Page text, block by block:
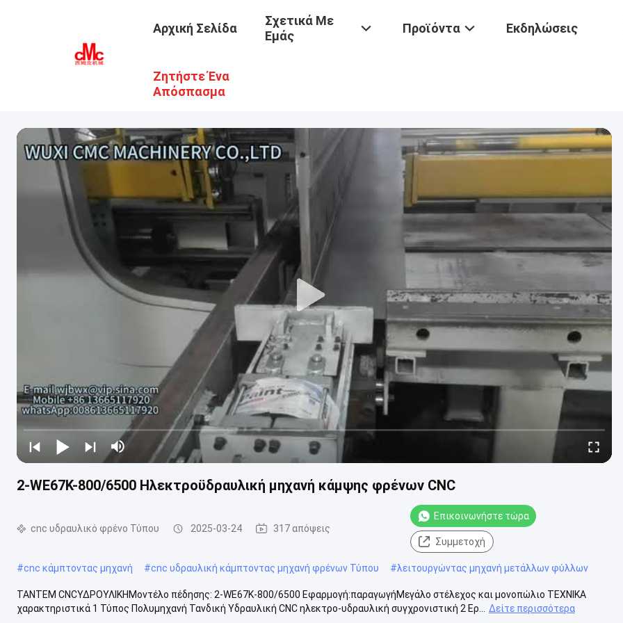
Αρχική Σελίδα
Σχετικά Με
Εμάς
Προϊόντα Εκδηλώσεις
Ζητήστε Ένα
Απόσπασμα
2-WE67K-800/6500 Ηλεκτροϋδραυλική μηχανή κάμψης φρένων CNC
cnc υδραυλικό φρένο Τύπου 2025-03-24 317 απόψεις
Επικοινωνήστε τώρα
Συμμετοχή
#cnc κάμπτοντας μηχανή #cnc υδραυλική κάμπτοντας μηχανή φρένων Τύπου #λειτουργώντας μηχανή μετάλλων φύλλων
ΤΑΝΤΕΜ CNCΥΔΡΟΥΛΙΚΗΜοντέλο πέδησης: 2-WE67K-800/6500 Εφαρμογή:παραγωγήΜεγάλο στέλεχος και μονοπώλιο ΤΕΧΝΙΚΑ
χαρακτηριστικά 1 Τύπος Πολυμηχανή Τανδική Υδραυλική CNC ηλεκτρο-υδραυλική συγχρονιστική 2 Ερ...
Δείτε περισσότερα